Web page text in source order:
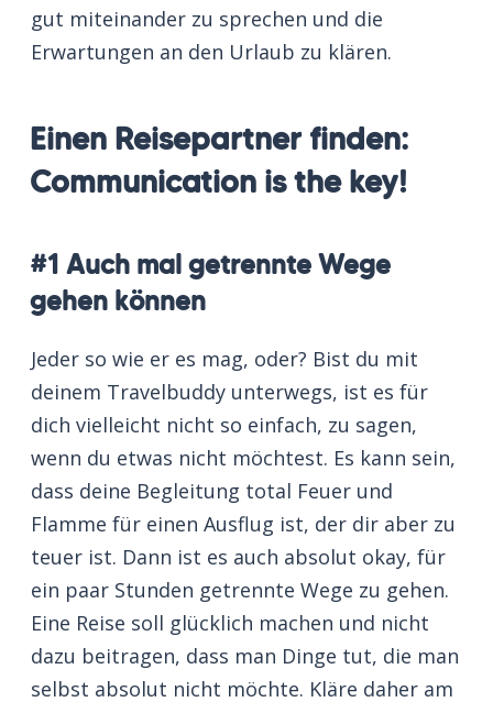
gut miteinander zu sprechen und die
Erwartungen an den Urlaub zu klären.
Einen Reisepartner finden:
Communication is the key!
#1 Auch mal getrennte Wege
gehen können
Jeder so wie er es mag, oder? Bist du mit
deinem Travelbuddy unterwegs, ist es für
dich vielleicht nicht so einfach, zu sagen,
wenn du etwas nicht möchtest. Es kann sein,
dass deine Begleitung total Feuer und
Flamme für einen Ausflug ist, der dir aber zu
teuer ist. Dann ist es auch absolut okay, für
ein paar Stunden getrennte Wege zu gehen.
Eine Reise soll glücklich machen und nicht
dazu beitragen, dass man Dinge tut, die man
selbst absolut nicht möchte. Kläre daher am